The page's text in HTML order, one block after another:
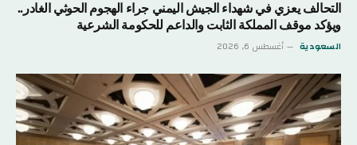
التحالف يعزي في شهداء الجيش اليمني جراء الهجوم الحوثي الغادر..
ويؤكد موقف المملكة الثابت والداعم للحكومة الشرعية
السعودية أغسطس 6, 2026